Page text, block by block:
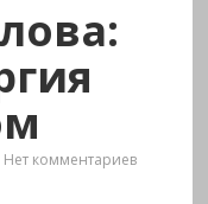
Нет комментариев